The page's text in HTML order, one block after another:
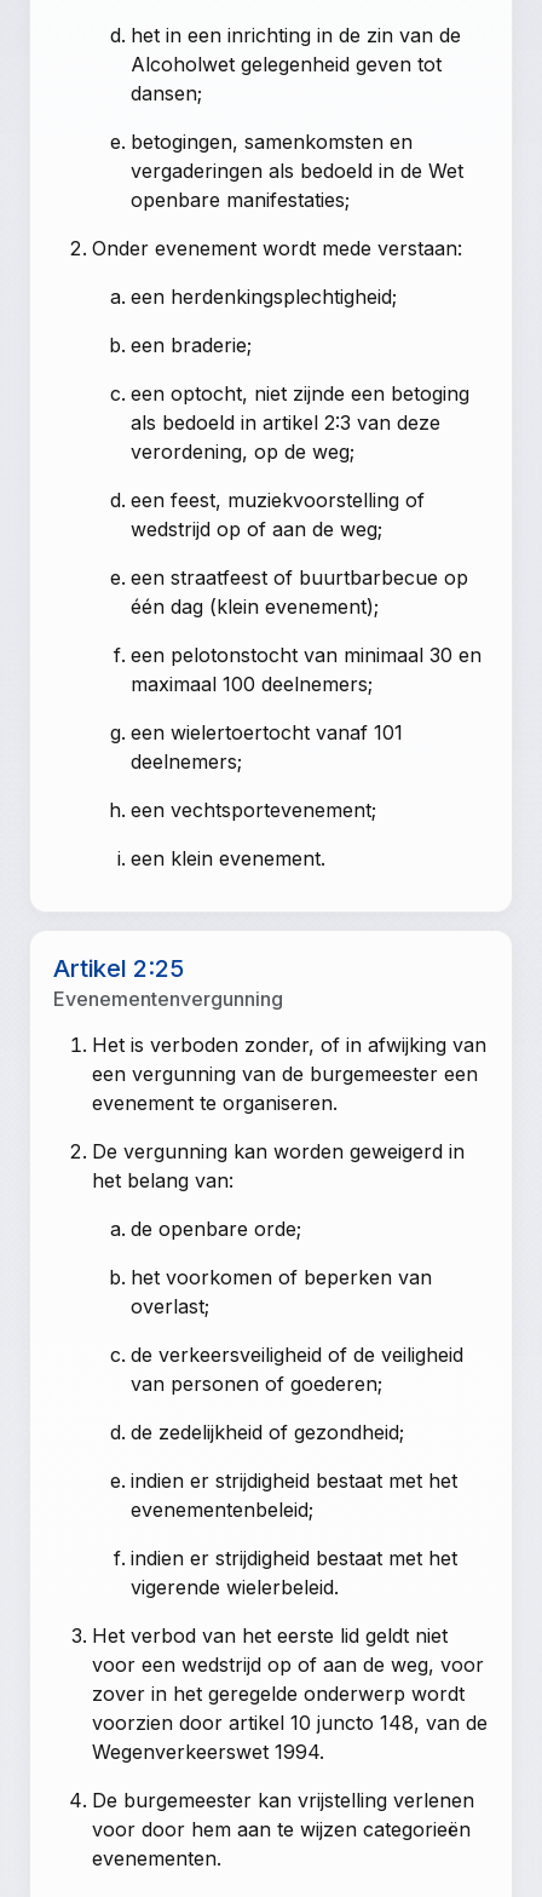
het in een inrichting in de zin van de
Alcoholwet gelegenheid geven tot
dansen;
betogingen, samenkomsten en
vergaderingen als bedoeld in de Wet
openbare manifestaties;
Onder evenement wordt mede verstaan:
een herdenkingsplechtigheid;
een braderie;
een optocht, niet zijnde een betoging
als bedoeld in artikel 2:3 van deze
verordening, op de weg;
een feest, muziekvoorstelling of
wedstrijd op of aan de weg;
een straatfeest of buurtbarbecue op
één dag (klein evenement);
een pelotonstocht van minimaal 30 en
maximaal 100 deelnemers;
een wielertoertocht vanaf 101
deelnemers;
een vechtsportevenement;
een klein evenement.
Artikel 2:25
Evenementenvergunning
Het is verboden zonder, of in afwijking van
een vergunning van de burgemeester een
evenement te organiseren.
De vergunning kan worden geweigerd in
het belang van:
de openbare orde;
het voorkomen of beperken van
overlast;
de verkeersveiligheid of de veiligheid
van personen of goederen;
de zedelijkheid of gezondheid;
indien er strijdigheid bestaat met het
evenementenbeleid;
indien er strijdigheid bestaat met het
vigerende wielerbeleid.
Het verbod van het eerste lid geldt niet
voor een wedstrijd op of aan de weg, voor
zover in het geregelde onderwerp wordt
voorzien door artikel 10 juncto 148, van de
Wegenverkeerswet 1994.
De burgemeester kan vrijstelling verlenen
voor door hem aan te wijzen categorieën
evenementen.